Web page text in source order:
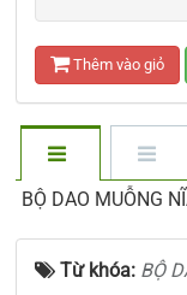
Thêm vào giỏ
BỘ DAO MUỖNG
Từ khóa: BỘ